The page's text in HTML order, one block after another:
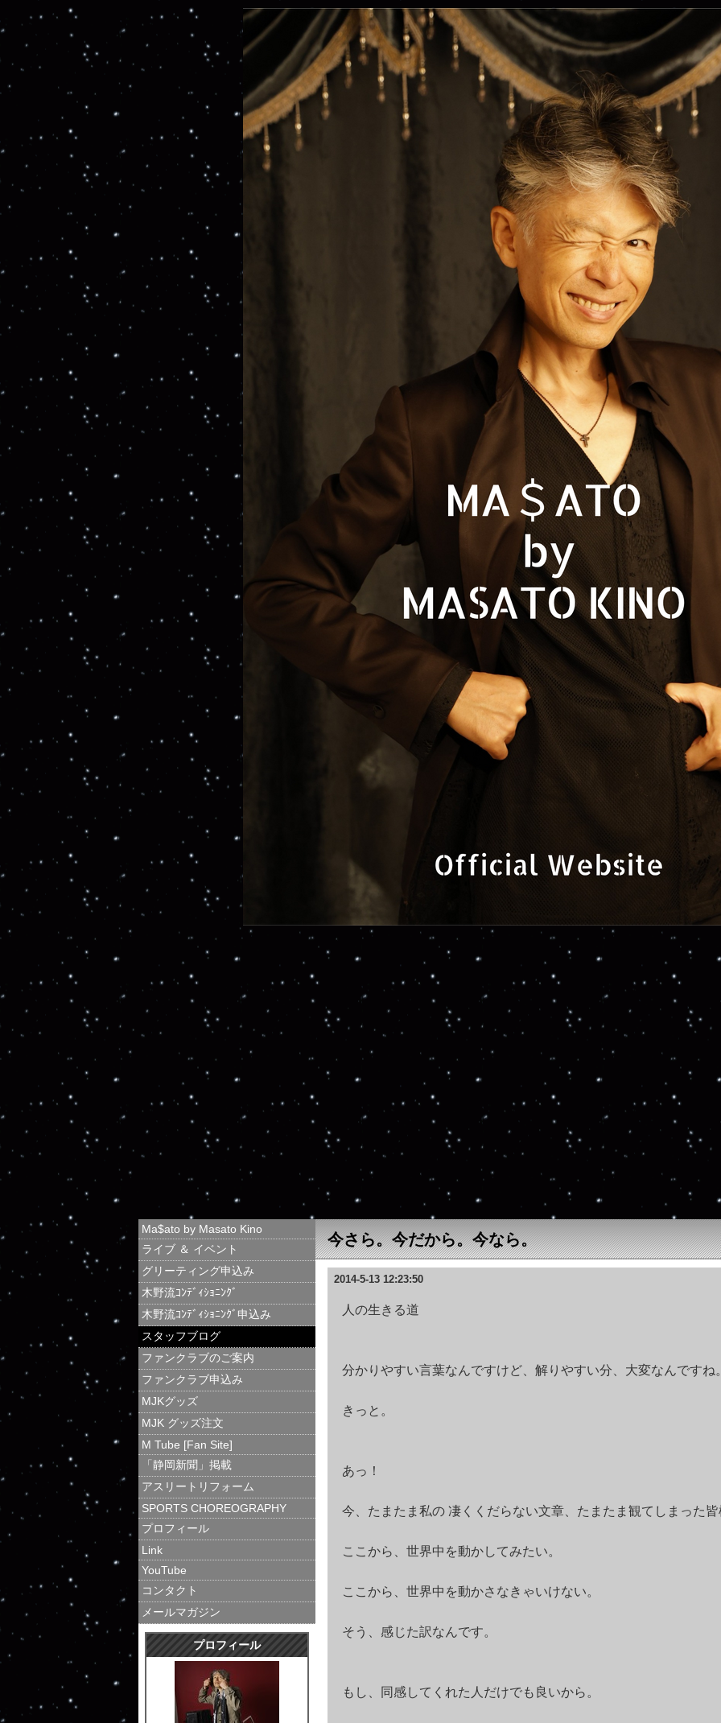
今さら。今だから。今なら。
2014-5-13 12:23:50
人の生きる道
分かりやすい言葉なんですけど、解りやすい分、大変なんですね
きっと。
あっ！
今、たまたま私の 凄くくだらない文章、たまたま観てしまった
ここから、世界中を動かしてみたい。
ここから、世界中を動かさなきゃいけない。
そう、感じた訳なんです。
もし、同感してくれた人だけでも良いから。
Ma$ato by Masato Kino
ライブ ＆ イベント
グリーティング申込み
木野流ｺﾝﾃﾞｨｼｮﾆﾝｸﾞ
木野流ｺﾝﾃﾞｨｼｮﾆﾝｸﾞ申込み
スタッフブログ
ファンクラブのご案内
ファンクラブ申込み
MJKグッズ
MJK グッズ注文
M Tube [Fan Site]
「静岡新聞」掲載
アスリートリフォーム
SPORTS CHOREOGRAPHY
プロフィール
Link
YouTube
コンタクト
メールマガジン
プロフィール